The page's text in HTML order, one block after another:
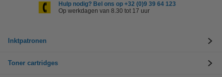
Hulp nodig? Bel ons op +32 (0)9 39 64 123
Op werkdagen van 8.30 tot 17 uur
Inktpatronen
Toner cartridges